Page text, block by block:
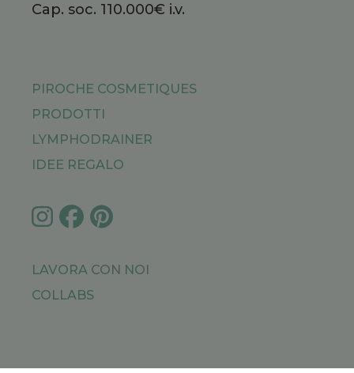
Cap. soc. 110.000€ i.v.
PIROCHE COSMETIQUES
PRODOTTI
LYMPHODRAINER
IDEE REGALO
LAVORA CON NOI
COLLABS